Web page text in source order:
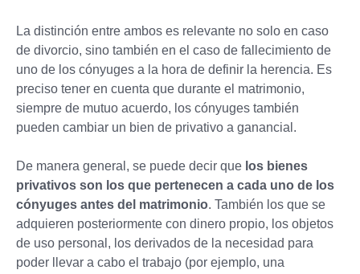
La distinción entre ambos es relevante no solo en caso
de divorcio, sino también en el caso de fallecimiento de
uno de los cónyuges a la hora de definir la herencia. Es
preciso tener en cuenta que durante el matrimonio,
siempre de mutuo acuerdo, los cónyuges también
pueden cambiar un bien de privativo a ganancial.
De manera general, se puede decir que los bienes
privativos son los que pertenecen a cada uno de los
cónyuges antes del matrimonio. También los que se
adquieren posteriormente con dinero propio, los objetos
de uso personal, los derivados de la necesidad para
poder llevar a cabo el trabajo (por ejemplo, una